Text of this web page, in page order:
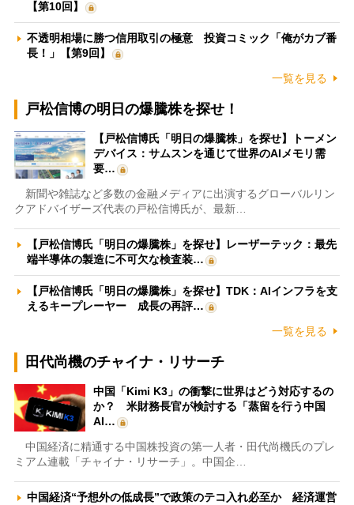
【第10回】
不透明相場に勝つ信用取引の極意 投資コミック「俺がカブ番
長！」【第9回】
一覧を見る
戸松信博の明日の爆騰株を探せ！
【戸松信博氏「明日の爆騰株」を探せ】トーメン
デバイス：サムスンを通じて世界のAIメモリ需
要…
新聞や雑誌など多数の金融メディアに出演するグローバルリン
クアドバイザーズ代表の戸松信博氏が、最新…
【戸松信博氏「明日の爆騰株」を探せ】レーザーテック：最先
端半導体の製造に不可欠な検査装…
【戸松信博氏「明日の爆騰株」を探せ】TDK：AIインフラを支
えるキープレーヤー 成長の再評…
一覧を見る
田代尚機のチャイナ・リサーチ
中国「Kimi K3」の衝撃に世界はどう対応するの
か？ 米財務長官が検討する「蒸留を行う中国
AI…
中国経済に精通する中国株投資の第一人者・田代尚機氏のプレ
ミアム連載「チャイナ・リサーチ」。中国企…
中国経済“予想外の低成長”で政策のテコ入れ必至か 経済運営